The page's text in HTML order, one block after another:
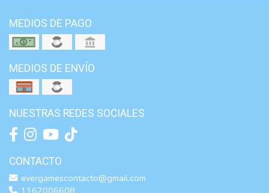
MEDIOS DE PAGO
MEDIOS DE ENVÍO
NUESTRAS REDES SOCIALES
CONTACTO
evergamescontacto@gmail.com